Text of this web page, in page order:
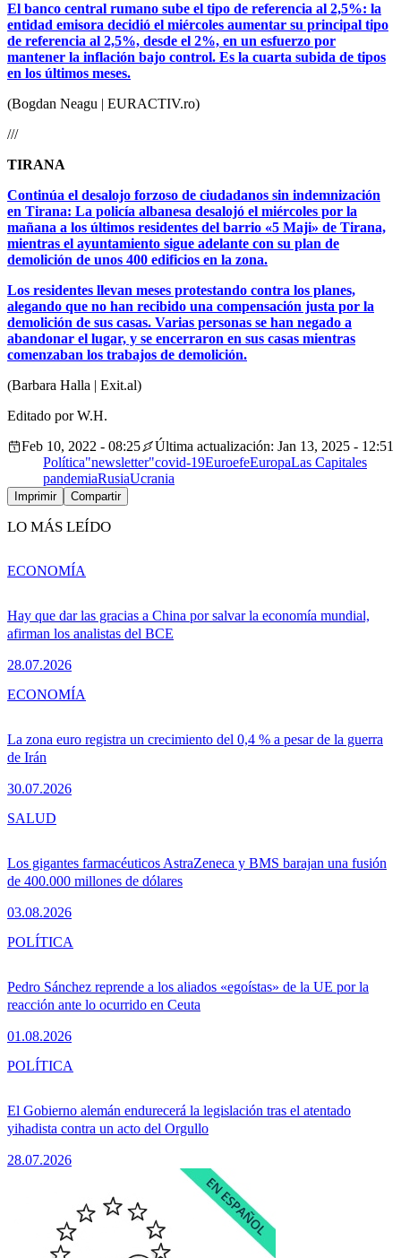
El banco central rumano sube el tipo de referencia al 2,5%: la
entidad emisora decidió el miércoles aumentar su principal tipo
de referencia al 2,5%, desde el 2%, en un esfuerzo por
mantener la inflación bajo control. Es la cuarta subida de tipos
en los últimos meses.
(Bogdan Neagu | EURACTIV.ro)
///
TIRANA
Continúa el desalojo forzoso de ciudadanos sin indemnización
en Tirana: La policía albanesa desalojó el miércoles por la
mañana a los últimos residentes del barrio «5 Maji» de Tirana,
mientras el ayuntamiento sigue adelante con su plan de
demolición de unos 400 edificios en la zona.
Los residentes llevan meses protestando contra los planes,
alegando que no han recibido una compensación justa por la
demolición de sus casas. Varias personas se han negado a
abandonar el lugar, y se encerraron en sus casas mientras
comenzaban los trabajos de demolición.
(Barbara Halla | Exit.al)
Editado por W.H.
Feb 10, 2022 - 08:25
Última actualización: Jan 13, 2025 - 12:51
Política"newsletter"covid-19EuroefeEuropaLas Capitales
pandemiaRusiaUcrania
Imprimir Compartir
LO MÁS LEÍDO
Hay que dar las gracias a China por salvar la economía mundial,
afirman los analistas del BCE
28.07.2026
ECONOMÍA
La zona euro registra un crecimiento del 0,4 % a pesar de la guerra
de Irán
30.07.2026
ECONOMÍA
Los gigantes farmacéuticos AstraZeneca y BMS barajan una fusión
de 400.000 millones de dólares
03.08.2026
SALUD
Pedro Sánchez reprende a los aliados «egoístas» de la UE por la
reacción ante lo ocurrido en Ceuta
01.08.2026
POLÍTICA
El Gobierno alemán endurecerá la legislación tras el atentado
yihadista contra un acto del Orgullo
28.07.2026
POLÍTICA